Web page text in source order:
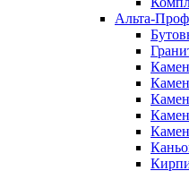
Альта-